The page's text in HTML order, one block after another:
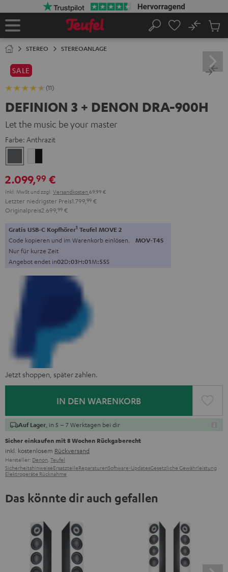
Startseite
Suche
No
STEREO STEREOANLAGE
SALE
(11)
DEFINION 3 + DENON DRA-900H
Let the music be your master
Farbe: Anthrazit
Schwarz
2.099,99 €
Inkl. MwSt und zzgl. Versandkosten 69,99 €
Letzter niedrigster Preis1.799, 99 €
Originalpreis2.699, 99 €
Gratis USB-C Kopfhörer1 Teufel MOVE 2
Code kopieren und im Warenkorb einlösen. MOV-T4S
Nur für kurze Zeit
Angebot endet in02D:03H:01M:53S
Jetzt shoppen, später zahlen.
IN DEN WARENKORB
Auf Lager , in 5 – 7 Werktagen bei dir
Sicher einkaufen mit 8 Wochen Rückgaberecht
inkl. kostenlosem Rückversand
Hersteller: Denon, Teufel
SicherheitshinweiseErsatzteileReparaturenSoftware-UpdatesGesetzliche Gewährleistung
Elektrogeräte Rücknahme
Das könnte dir auch gefallen